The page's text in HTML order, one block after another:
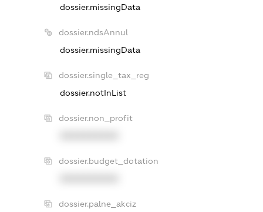
dossier.missingData
dossier.ndsAnnul
dossier.missingData
dossier.single_tax_reg
dossier.notInList
dossier.non_profit
dossier.budget_dotation
dossier.palne_akciz